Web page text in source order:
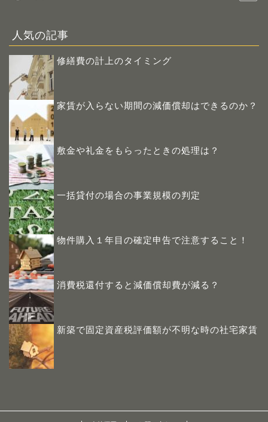
人気の記事
修繕費の計上のタイミング
家賃が入らない期間の減価償却はできるのか？
敷金や礼金をもらったときの処理は？
一括貸付の場合の事業規模の判定
物件購入１年目の確定申告で注意すること！
消費税還付すると減価償却費が減る？
新築で固定資産税評価額が不明な時の社宅家賃